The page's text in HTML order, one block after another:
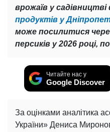
врожаїв у
продуктів у
може посилитися
персиків у 2026 році,
Читайте нас у
Google Discover
За оцінками аналітика
України» Дениса